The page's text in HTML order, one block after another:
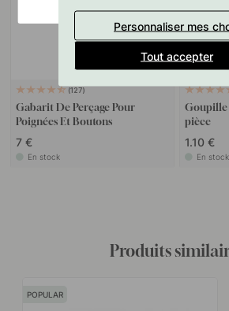
127
Gabarit De Perçage Pour
Poignées Et Boutons
7 €
En stock
Goupille
pièce
1.10 €
En stock
Produits
POPULAR
Personnaliser mes
Tout accepter